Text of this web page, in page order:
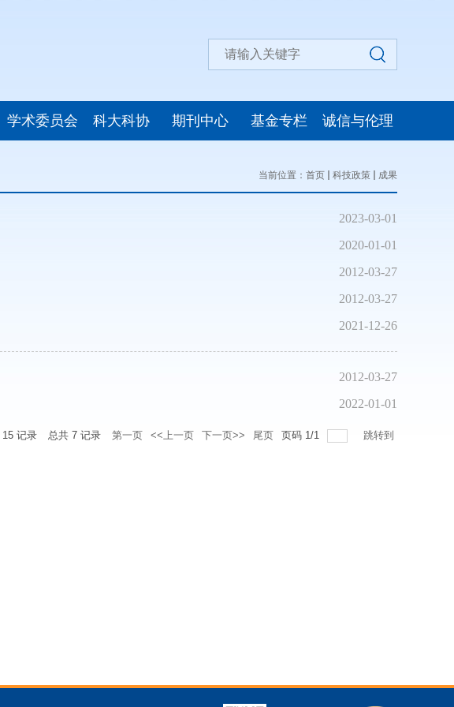
学术委员会 科大科协 期刊中心 基金专栏 诚信与伦理
当前位置： 首页 科技政策 成果
2023-03-01
2020-01-01
2012-03-27
2012-03-27
2021-12-26
2012-03-27
2022-01-01
15 记录 总共 7 记录 第一页 <<上一页 下一页>> 尾页 页码 1/1 跳转到